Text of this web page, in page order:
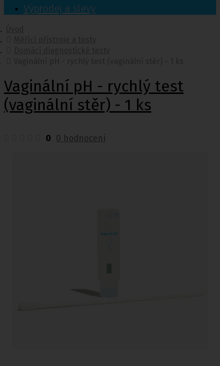
Výprodej a slevy
Vaginální pH - rychlý test
(vaginální stěr) - 1 ks
0 0 hodnocení